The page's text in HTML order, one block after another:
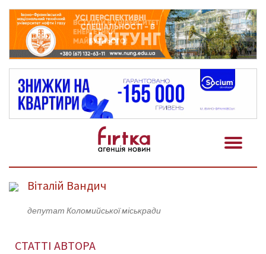
Віталій Вандич
депутат Коломийської міськради
СТАТТІ АВТОРА